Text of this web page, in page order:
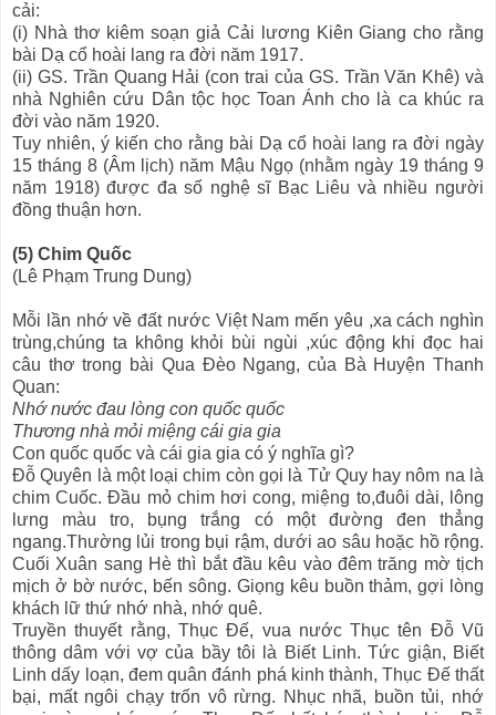
cải:
(i) Nhà thơ kiêm soạn giả Cải lương Kiên Giang cho rằng
bài Dạ cổ hoài lang ra đời năm 1917.
(ii) GS. Trần Quang Hải (con trai của GS. Trần Văn Khê) và
nhà Nghiên cứu Dân tộc học Toan Ánh cho là ca khúc ra
đời vào năm 1920.
Tuy nhiên, ý kiến cho rằng bài Dạ cổ hoài lang ra đời ngày
15 tháng 8 (Âm lịch) năm Mậu Ngọ (nhằm ngày 19 tháng 9
năm 1918) được đa số nghệ sĩ Bạc Liêu và nhiều người
đồng thuận hơn.
(5) Chim Quốc
(Lê Phạm Trung Dung)
Mỗi lần nhớ về đất nước Việt Nam mến yêu ,xa cách nghìn
trùng,chúng ta không khỏi bùi ngùi ,xúc động khi đọc hai
câu thơ trong bài Qua Đèo Ngang, của Bà Huyện Thanh
Quan:
Nhớ nước đau lòng con quốc quốc
Thương nhà mỏi miệng cái gia gia
Con quốc quốc và cái gia gia có ý nghĩa gì?
Đỗ Quyên là một loại chim còn gọi là Tử Quy hay nôm na là
chim Cuốc. Đầu mỏ chim hơi cong, miệng to,đuôi dài, lông
lưng màu tro, bụng trắng có một đường đen thẳng
ngang.Thường lủi trong bụi rậm, dưới ao sâu hoặc hồ rộng.
Cuối Xuân sang Hè thì bắt đầu kêu vào đêm trăng mờ tịch
mịch ở bờ nước, bến sông. Giọng kêu buồn thảm, gợi lòng
khách lữ thứ nhớ nhà, nhớ quê.
Truyền thuyết rằng, Thục Đế, vua nước Thục tên Đỗ Vũ
thông dâm với vợ của bầy tôi là Biết Linh. Tức giận, Biết
Linh dấy loạn, đem quân đánh phá kinh thành, Thục Đế thất
bại, mất ngôi chạy trốn vô rừng. Nhục nhã, buồn tủi, nhớ